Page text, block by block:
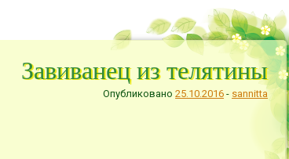
Завиванец из телятины
Опубликовано25.10.2016 - sannitta